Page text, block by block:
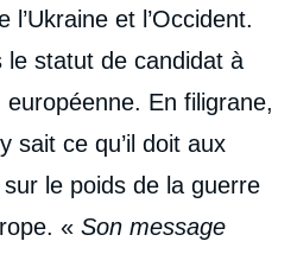
et l’Occident.
le statut de candidat à
européenne. En filigrane,
sait ce qu’il doit aux
le poids de la guerre
« Son message